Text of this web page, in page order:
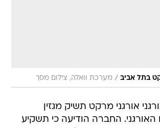
בתל אביב / מערכת וואלה, צילום מסך
אורגני מרקט תשיק מגזין
החברה הודיעה כי תשקיע